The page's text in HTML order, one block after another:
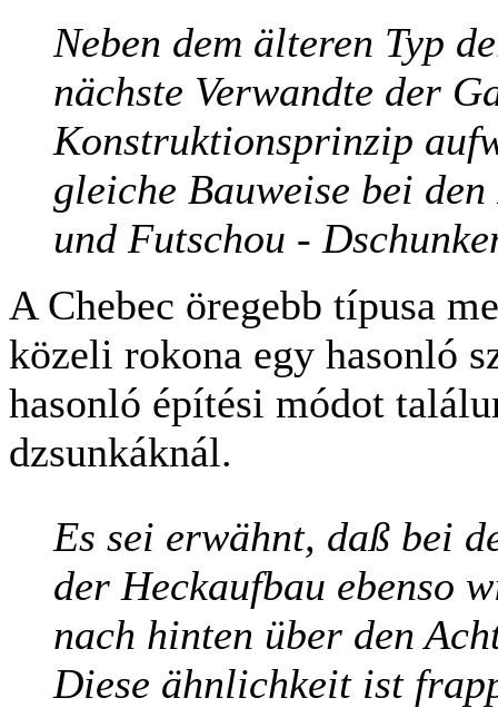
Neben dem älteren Typ
nächste Verwandte der
Konstruktionsprinzip
gleiche Bauweise bei
und Futschou -
A Chebec öregebb típusa
közeli rokona egy hasonló
hasonló építési módot
dzsunkáknál.
Es sei erwähnt, daß bei
der Heckaufbau ebenso
nach hinten über den
Diese ähnlichkeit ist